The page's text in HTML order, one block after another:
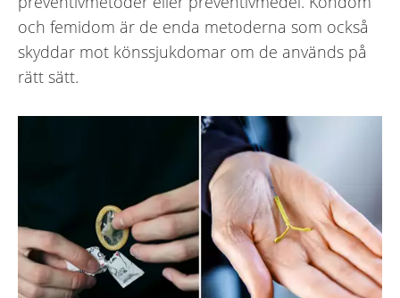
och femidom är de enda metoderna som också
skyddar mot könssjukdomar om de används på
rätt sätt.